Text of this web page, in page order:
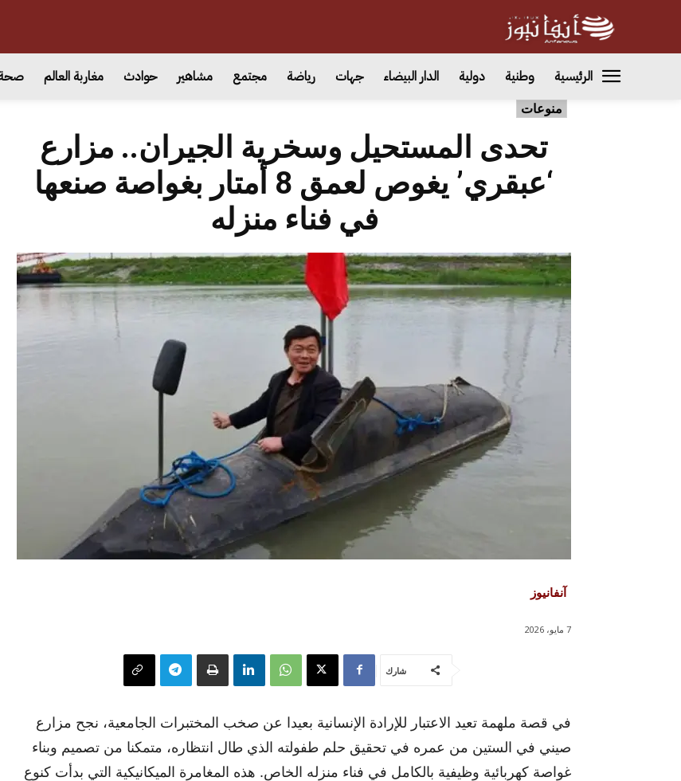
الرئيسية وطنية دولية الدار البيضاء جهات رياضة مجتمع مشاهير حوادث مغاربة العالم
منوعات
تحدى المستحيل وسخرية الجيران.. مزارع
‘عبقري’ يغوص لعمق 8 أمتار بغواصة صنعها
في فناء منزله
آنفانيوز
7 مايو، 2026
شارك
في قصة ملهمة تعيد الاعتبار للإرادة الإنسانية بعيدا عن صخب المختبرات الجامعية، نجح مزارع
صيني في الستين من عمره في تحقيق حلم طفولته الذي طال انتظاره، متمكنا من تصميم وبناء
غواصة كهربائية وظيفية بالكامل في فناء منزله الخاص. هذه المغامرة الميكانيكية التي بدأت كنوع